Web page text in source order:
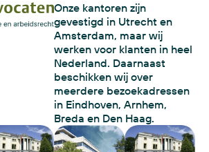
Onze kantoren zijn
gevestigd in Utrecht en
Amsterdam, maar wij
werken voor klanten in heel
Nederland. Daarnaast
beschikken wij over
meerdere bezoekadressen
in Eindhoven, Arnhem,
Breda en Den Haag.